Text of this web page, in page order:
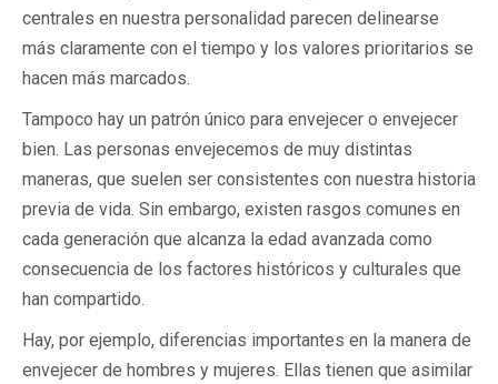
centrales en nuestra personalidad parecen delinearse
más claramente con el tiempo y los valores prioritarios se
hacen más marcados.
Tampoco hay un patrón único para envejecer o envejecer
bien. Las personas envejecemos de muy distintas
maneras, que suelen ser consistentes con nuestra historia
previa de vida. Sin embargo, existen rasgos comunes en
cada generación que alcanza la edad avanzada como
consecuencia de los factores históricos y culturales que
han compartido.
Hay, por ejemplo, diferencias importantes en la manera de
envejecer de hombres y mujeres. Ellas tienen que asimilar